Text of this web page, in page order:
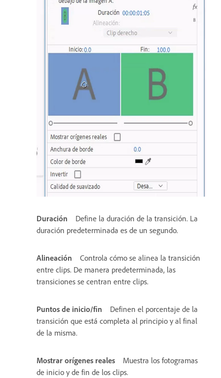
Duración
Define la duración de la transición. La
duración predeterminada es de un segundo.
Alineación
Controla cómo se alinea la transición
entre clips. De manera predeterminada, las
transiciones se centran entre clips.
Puntos de inicio/fin
Definen el porcentaje de la
transición que está completa al principio y al final
de la misma.
Mostrar orígenes reales
Muestra los fotogramas
de inicio y de fin de los clips.